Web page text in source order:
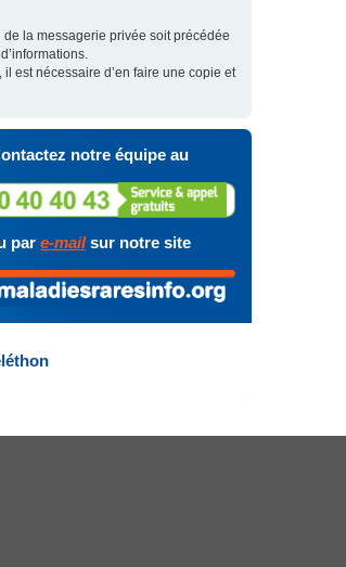
la messagerie privée soit précédée
est nécessaire d’en faire une copie et
notre équipe au
par e-mailsur notre site